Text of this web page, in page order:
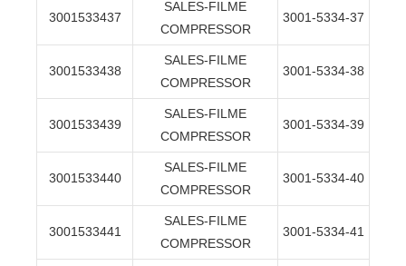
3001533437
SALES-FILME
COMPRESSOR
3001-5334-37
3001533438
SALES-FILME
COMPRESSOR
3001-5334-38
3001533439
SALES-FILME
COMPRESSOR
3001-5334-39
3001533440
SALES-FILME
COMPRESSOR
3001-5334-40
3001533441
SALES-FILME
COMPRESSOR
3001-5334-41